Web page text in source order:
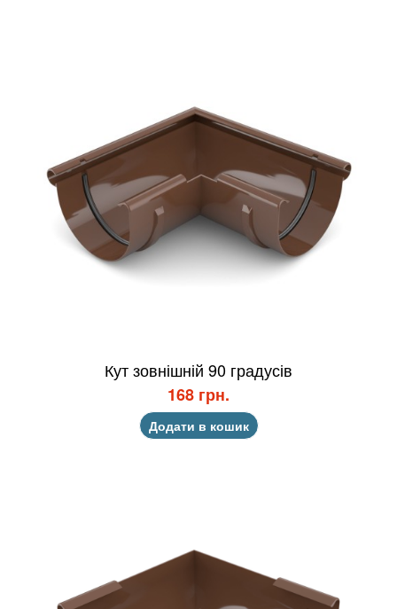
Кут зовнішній 90 градусів
168 грн.
Додати в кошик